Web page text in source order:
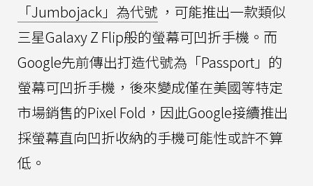
「Jumbojack」為代號 ，可能推出一款類似
三星Galaxy Z Flip般的螢幕可凹折手機。而
Google先前傳出打造代號為「Passport」的
螢幕可凹折手機，後來變成僅在美國等特定
市場銷售的Pixel Fold，因此Google接續推出
採螢幕直向凹折收納的手機可能性或許不算
低。